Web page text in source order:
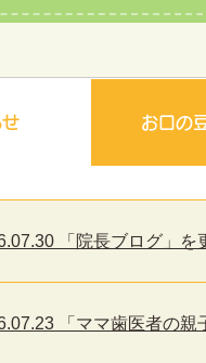
「院長ブログ」を
「ママ歯医者の親
お口の